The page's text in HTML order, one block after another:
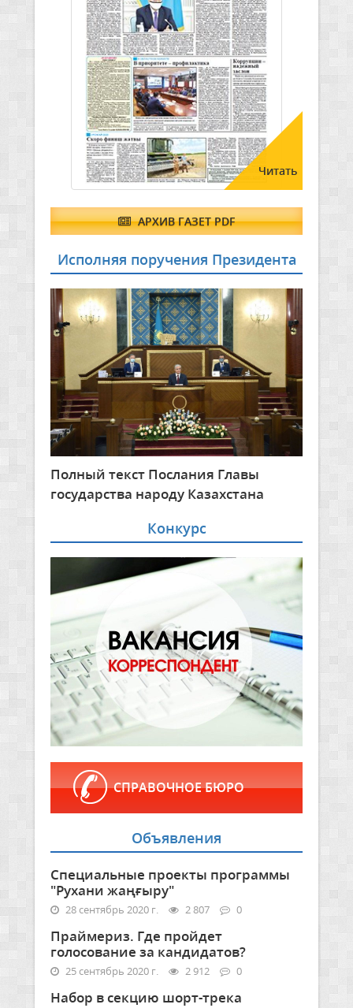
Читать
АРХИВ ГАЗЕТ PDF
Исполняя поручения Президента
Полный текст Послания Главы
государства народу Казахстана
Конкурс
СПРАВОЧНОЕ БЮРО
Объявления
Специальные проекты программы
"Рухани жаңғыру"
28 сентябрь 2020 г. 2 807 0
Праймериз. Где пройдет
голосование за кандидатов?
25 сентябрь 2020 г. 2 912 0
Набор в секцию шорт-трека